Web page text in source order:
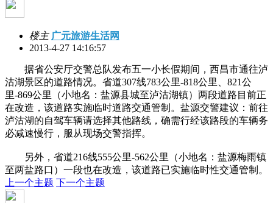
楼主 广元旅游生活网
2013-4-27 14:16:57
据省公安厅交警总队发布五一小长假期间，西昌市通往泸
沽湖景区的道路情况。省道307线783公里-818公里、821公
里-869公里（小地名：盐源县城至泸沽湖镇）两段道路目前正
在改造，该道路实施临时道路交通管制。盐源交警建议：前往
泸沽湖的自驾车辆请选择其他路线，确需行经该路段的车辆务
必减速慢行，服从现场交警指挥。
另外，省道216线555公里-562公里（小地名：盐源梅雨镇
至两盐路口）一段也在改造，该道路已实施临时性交通管制。
上一个主题 下一个主题